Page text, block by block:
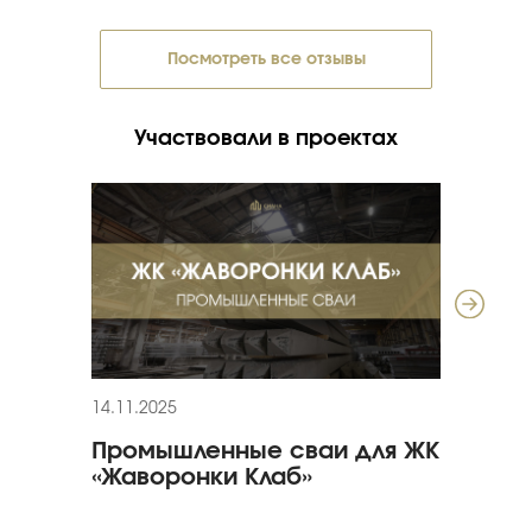
Посмотреть все отзывы
Участвовали в проектах
14.11.2025
Промышленные сваи для ЖК
«Жаворонки Клаб»